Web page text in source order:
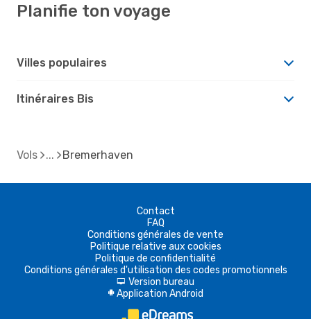
Planifie ton voyage
Villes populaires
Itinéraires Bis
Vols Bremerhaven
Contact
FAQ
Conditions générales de vente
Politique relative aux cookies
Politique de confidentialité
Conditions générales d'utilisation des codes promotionnels
d Version bureau
A Application Android